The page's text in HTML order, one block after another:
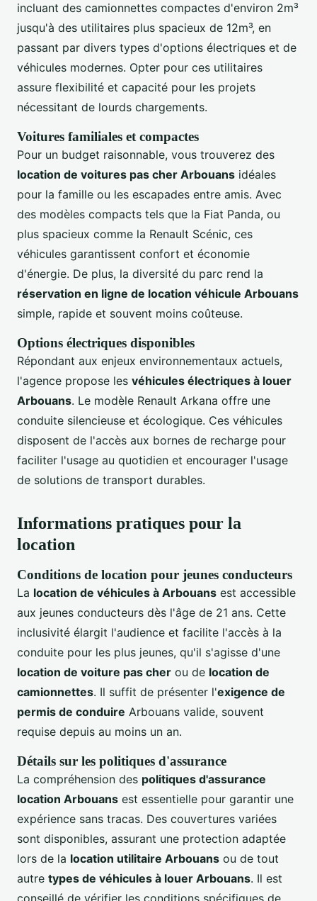
incluant des camionnettes compactes d'environ 2m³
jusqu'à des utilitaires plus spacieux de 12m³, en
passant par divers types d'options électriques et de
véhicules modernes. Opter pour ces utilitaires
assure flexibilité et capacité pour les projets
nécessitant de lourds chargements.
Voitures familiales et compactes
Pour un budget raisonnable, vous trouverez des
location de voitures pas cher Arbouans idéales
pour la famille ou les escapades entre amis. Avec
des modèles compacts tels que la Fiat Panda, ou
plus spacieux comme la Renault Scénic, ces
véhicules garantissent confort et économie
d'énergie. De plus, la diversité du parc rend la
réservation en ligne de location véhicule Arbouans
simple, rapide et souvent moins coûteuse.
Options électriques disponibles
Répondant aux enjeux environnementaux actuels,
l'agence propose les véhicules électriques à louer
Arbouans. Le modèle Renault Arkana offre une
conduite silencieuse et écologique. Ces véhicules
disposent de l'accès aux bornes de recharge pour
faciliter l'usage au quotidien et encourager l'usage
de solutions de transport durables.
Informations pratiques pour la
location
Conditions de location pour jeunes conducteurs
La location de véhicules à Arbouans est accessible
aux jeunes conducteurs dès l'âge de 21 ans. Cette
inclusivité élargit l'audience et facilite l'accès à la
conduite pour les plus jeunes, qu'il s'agisse d'une
location de voiture pas cher ou de location de
camionnettes. Il suffit de présenter l'exigence de
permis de conduire Arbouans valide, souvent
requise depuis au moins un an.
Détails sur les politiques d'assurance
La compréhension des politiques d'assurance
location Arbouans est essentielle pour garantir une
expérience sans tracas. Des couvertures variées
sont disponibles, assurant une protection adaptée
lors de la location utilitaire Arbouans ou de tout
autre types de véhicules à louer Arbouans. Il est